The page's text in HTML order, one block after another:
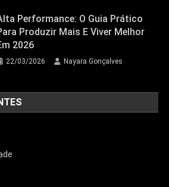
Performance: O Guia Prático
Produzir Mais E Viver Melhor
2026
22/03/2026 Nayara Gonçalves